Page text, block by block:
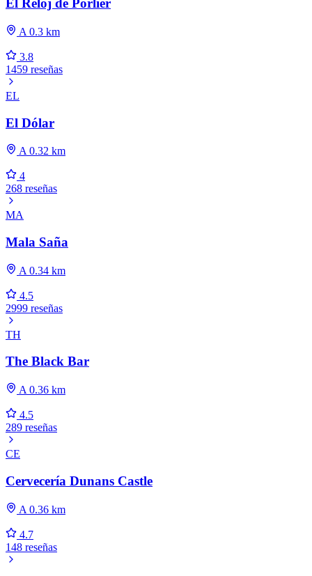
El Reloj de Porlier
A 0.3 km
3.8
1459 reseñas
EL
El Dólar
A 0.32 km
4
268 reseñas
MA
Mala Saña
A 0.34 km
4.5
2999 reseñas
TH
The Black Bar
A 0.36 km
4.5
289 reseñas
CE
Cervecería Dunans Castle
A 0.36 km
4.7
148 reseñas